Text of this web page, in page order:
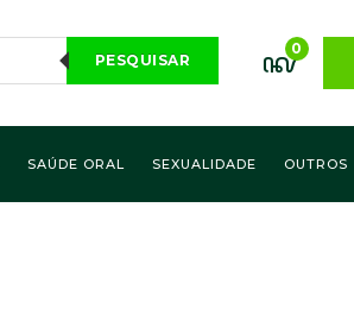
0
PESQUISAR
SAÚDE ORAL SEXUALIDADE OUTROS